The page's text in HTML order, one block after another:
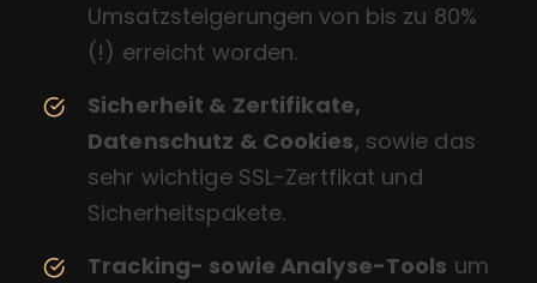
Umsatzsteigerungen von bis zu 80%
(!) erreicht worden.
Sicherheit & Zertifikate,
Datenschutz & Cookies, sowie das
sehr wichtige SSL-Zertfikat und
Sicherheitspakete.
Tracking- sowie Analyse-Tools um